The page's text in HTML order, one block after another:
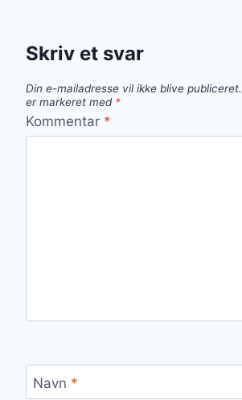
Skriv et svar
Din e-mailadresse vil ikke blive publiceret.
er markeret med *
Kommentar *
Navn *